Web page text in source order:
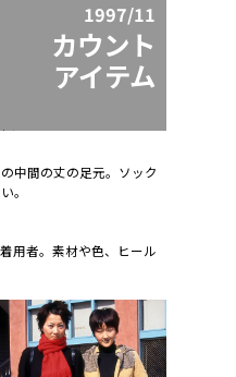
1997/11
カウント
アイテム
気温℃
中間の丈の足元。ソック
。
用者。素材や色、ヒール